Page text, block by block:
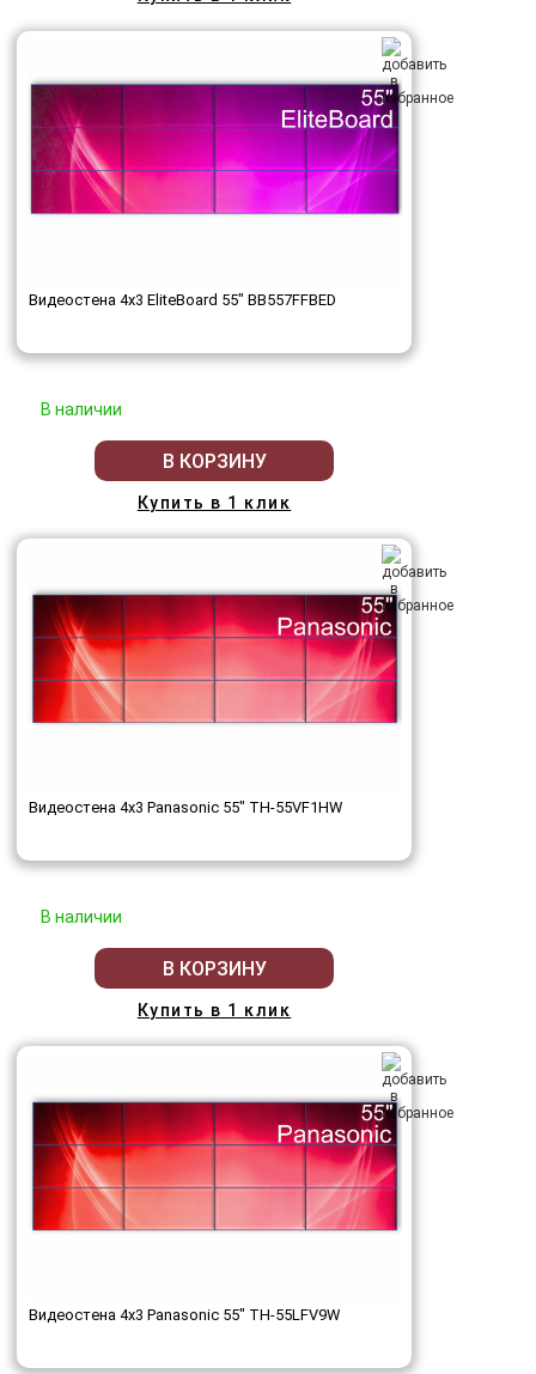
Видеостена 4x3 EliteBoard 55" BB557FFBED
В наличии
В КОРЗИНУ
Купить в 1 клик
Видеостена 4x3 Panasonic 55" TH-55VF1HW
В наличии
В КОРЗИНУ
Купить в 1 клик
Видеостена 4x3 Panasonic 55" TH-55LFV9W